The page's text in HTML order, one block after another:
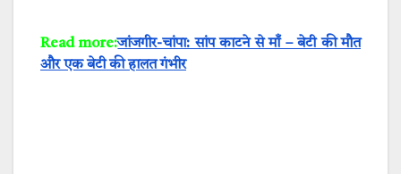
Read more:जांजगीर-चांपा: सांप काटने से माँ – बेटी की मौत
और एक बेटी की हालत गंभीर